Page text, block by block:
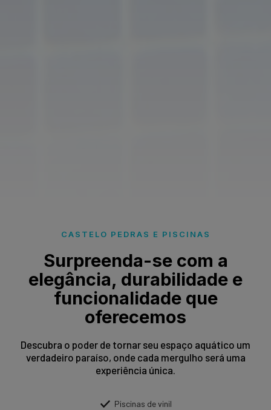
CASTELO PEDRAS E PISCINAS
Surpreenda-se com a
elegância, durabilidade e
funcionalidade que
oferecemos
Descubra o poder de tornar seu espaço aquático um
verdadeiro paraíso, onde cada mergulho será uma
experiência única.
Piscinas de vinil